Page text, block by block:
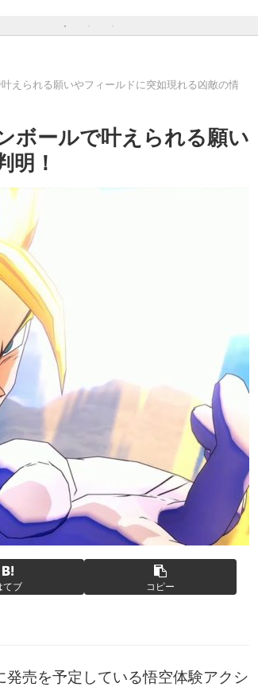
続き”には不 為的ミス」
えられる願いやフィールドに突如現れる凶敵の情
ボールで叶えられる願い
明！
てブ コピー
売を予定している悟空体験アクシ